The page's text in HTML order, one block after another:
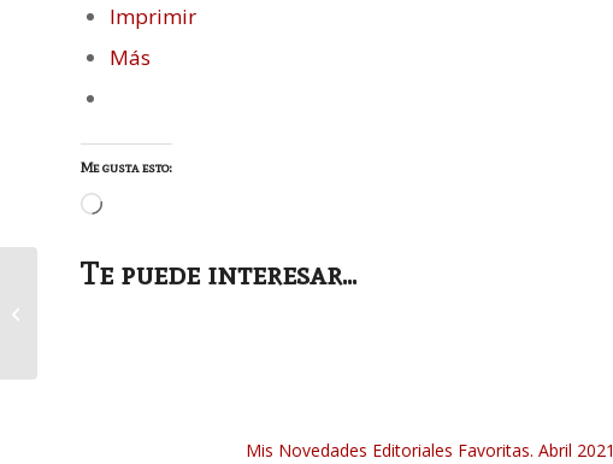
Imprimir
Más
Me gusta esto:
Cargando...
Te puede interesar...
Mis Novedades Editoriales Favoritas. Abril 2021